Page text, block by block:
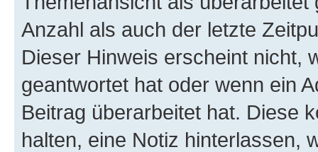
Anzahl als auch der letzte
Dieser Hinweis erscheint nicht,
geantwortet hat oder wenn ein
Beitrag überarbeitet hat. Diese
halten, eine Notiz hinterlassen,